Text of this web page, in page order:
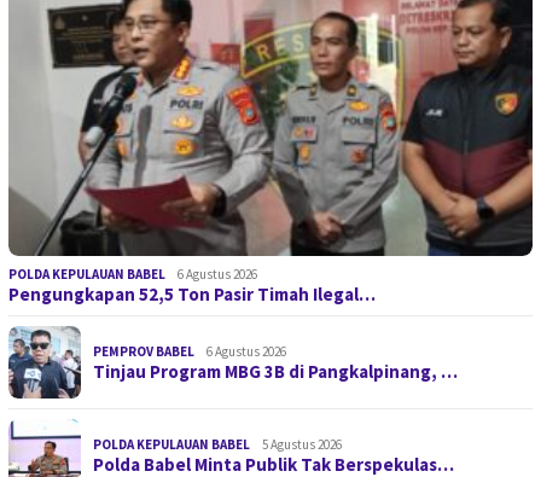
POLDA KEPULAUAN BABEL 6 Agustus 2026
Pengungkapan 52,5 Ton Pasir Timah Ilegal…
PEMPROV BABEL 6 Agustus 2026
Tinjau Program MBG 3B di Pangkalpinang, …
POLDA KEPULAUAN BABEL 5 Agustus 2026
Polda Babel Minta Publik Tak Berspekulas…